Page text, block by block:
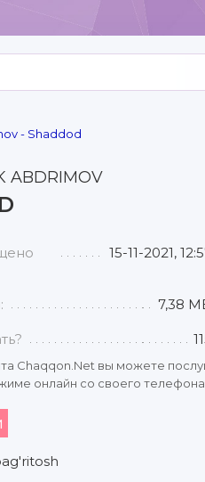
- Shaddod
ABDRIMOV
15-11-2021,
7,38
Chaqqon.Net вы можете
онлайн со своего